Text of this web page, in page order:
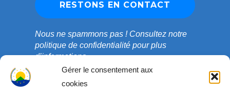
Gérer le consentement aux
cookies
Nous ne spammons pas ! Consultez notre
politique de confidentialitépour plus
d’informations.